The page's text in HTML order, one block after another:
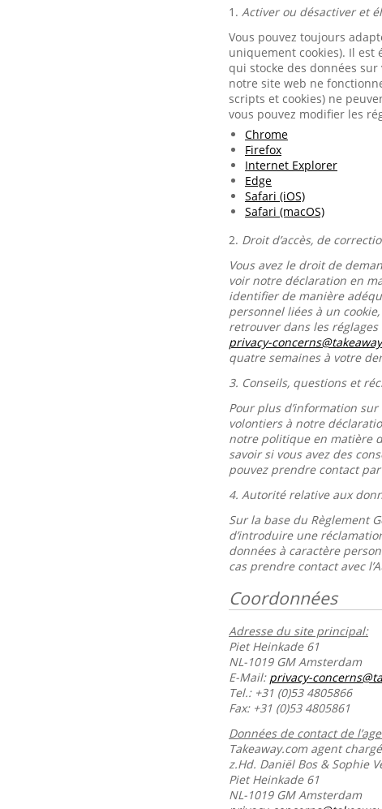
1. Activer ou désactiver et
Vous pouvez toujours
uniquement cookies). Il est
qui stocke des données
notre site web ne
scripts et cookies) ne
vous pouvez modifier les
Chrome
Firefox
Internet Explorer
Edge
Safari (iOS)
Safari (macOS)
2. Droit d’accès, de
Vous avez le droit de
voir notre déclaration en
identifier de manière
personnel liées à un
retrouver dans les
privacy-
quatre semaines à votre
3. Conseils, questions et
Pour plus d’information
volontiers à notre
notre politique en matière
savoir si vous avez des
pouvez prendre contact
4. Autorité relative aux
Sur la base du Règlement
d’introduire une
données à caractère
cas prendre contact avec
Coordonnées
Adresse du site principal:
Piet Heinkade 61
NL-1019 GM Amsterdam
E-Mail: privacy-
Tel.: +31 (0)53 4805866
Fax: +31 (0)53 4805861
Données de contact de
Takeaway.com agent
z.Hd. Daniël Bos & Sophie
Piet Heinkade 61
NL-1019 GM Amsterdam